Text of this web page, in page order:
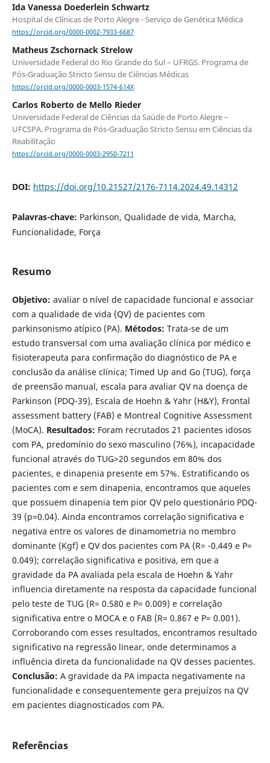
Ida Vanessa Doederlein Schwartz
Hospital de Clínicas de Porto Alegre - Serviço de Genética Médica
https://orcid.org/0000-0002-7933-6687
Matheus Zschornack Strelow
Universidade Federal do Rio Grande do Sul – UFRGS. Programa de
Pós-Graduação Stricto Sensu de Ciências Médicas
https://orcid.org/0000-0003-1574-614X
Carlos Roberto de Mello Rieder
Universidade Federal de Ciências da Saúde de Porto Alegre –
UFCSPA. Programa de Pós-Graduação Stricto Sensu em Ciências da
Reabilitação
https://orcid.org/0000-0003-2950-7211
DOI: https://doi.org/10.21527/2176-7114.2024.49.14312
Palavras-chave: Parkinson, Qualidade de vida, Marcha,
Funcionalidade, Força
Resumo
Objetivo: avaliar o nível de capacidade funcional e associar
com a qualidade de vida (QV) de pacientes com
parkinsonismo atípico (PA). Métodos: Trata-se de um
estudo transversal com uma avaliação clínica por médico e
fisioterapeuta para confirmação do diagnóstico de PA e
conclusão da análise clínica; Timed Up and Go (TUG), força
de preensão manual, escala para avaliar QV na doença de
Parkinson (PDQ-39), Escala de Hoehn & Yahr (H&Y), Frontal
assessment battery (FAB) e Montreal Cognitive Assessment
(MoCA). Resultados: Foram recrutados 21 pacientes idosos
com PA, predomínio do sexo masculino (76%), incapacidade
funcional através do TUG>20 segundos em 80% dos
pacientes, e dinapenia presente em 57%. Estratificando os
pacientes com e sem dinapenia, encontramos que aqueles
que possuem dinapenia tem pior QV pelo questionário PDQ-
39 (p=0.04). Ainda encontramos correlação significativa e
negativa entre os valores de dinamometria no membro
dominante (Kgf) e QV dos pacientes com PA (R= -0.449 e P=
0.049); correlação significativa e positiva, em que a
gravidade da PA avaliada pela escala de Hoehn & Yahr
influencia diretamente na resposta da capacidade funcional
pelo teste de TUG (R= 0.580 e P= 0.009) e correlação
significativa entre o MOCA e o FAB (R= 0.867 e P= 0.001).
Corroborando com esses resultados, encontramos resultado
significativo na regressão linear, onde determinamos a
influência direta da funcionalidade na QV desses pacientes.
Conclusão: A gravidade da PA impacta negativamente na
funcionalidade e consequentemente gera prejuízos na QV
em pacientes diagnosticados com PA.
Referências